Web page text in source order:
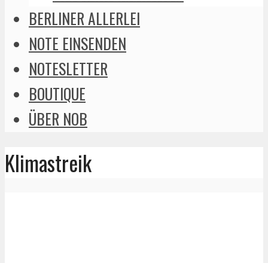
BERLINER ALLERLEI
NOTE EINSENDEN
NOTESLETTER
BOUTIQUE
ÜBER NOB
Klimastreik